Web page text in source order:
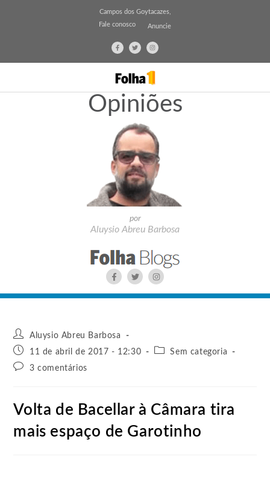
Campos dos Goytacazes,
Fale conosco
Anuncie
Opiniões
por
Aluysio Abreu Barbosa
Aluysio Abreu Barbosa
11 de abril de 2017 - 12:30
Sem categoria
3 comentários
Volta de Bacellar à Câmara tira
mais espaço de Garotinho